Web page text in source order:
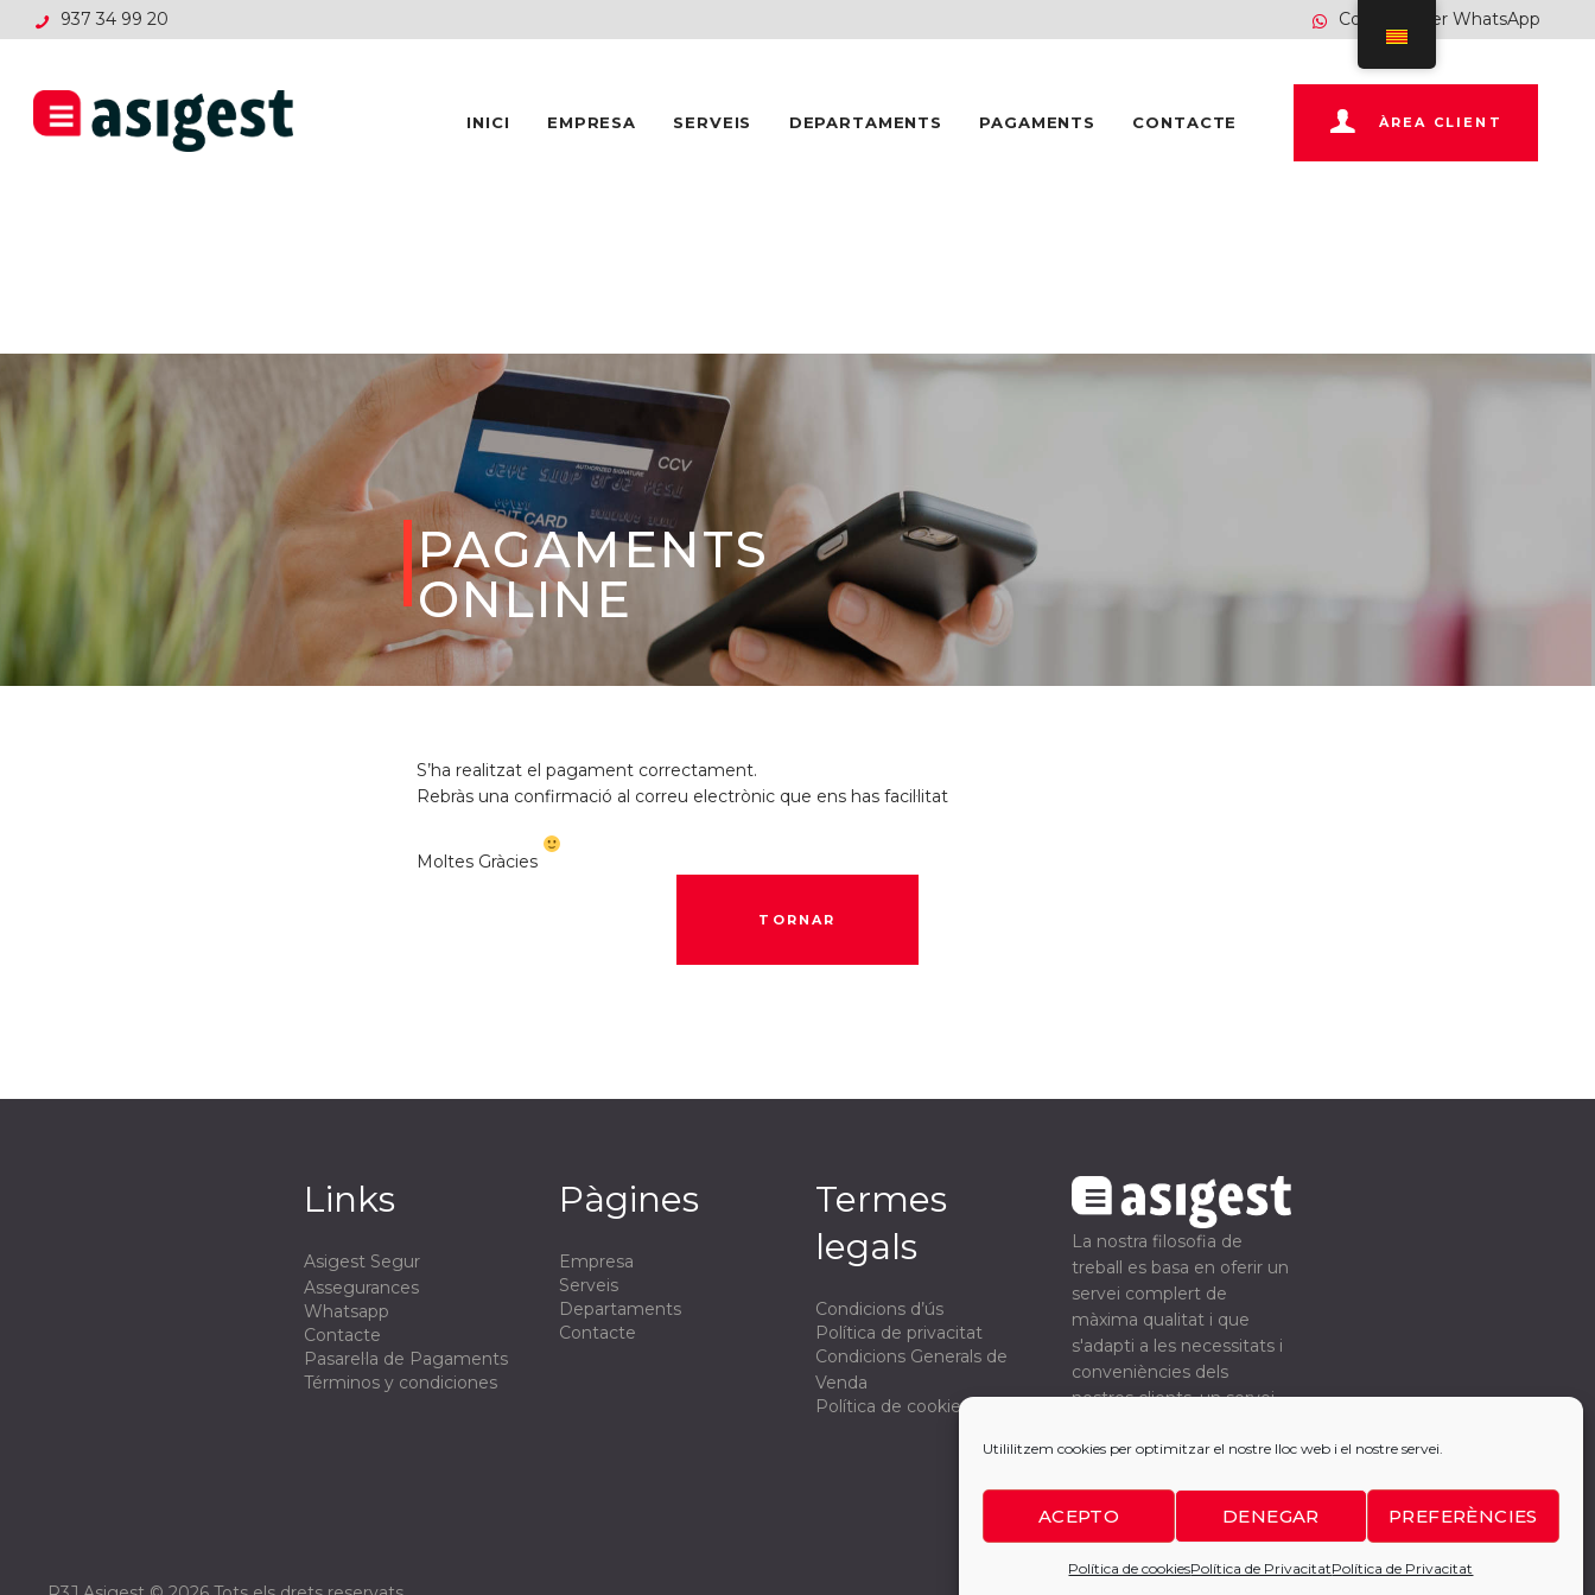
Utililitzem cookies per optimitzar el nostre lloc web i el nostre servei.
ACEPTO DENEGAR PREFERÈNCIES
Política de cookiesPolítica de PrivacitatPolítica de Privacitat
937 34 99 20 Contacte per WhatsApp
INICI EMPRESA SERVEIS DEPARTAMENTS PAGAMENTS CONTACTE ÀREA CLIENT
INICI
PAGAMENTS
ONLINE
S’ha realitzat el pagament correctament.
Rebràs una confirmació al correu electrònic que ens has facil·litat
Moltes Gràcies
TORNAR
Links
Asigest Segur
Assegurances
Whatsapp
Contacte
Pasarel·la de Pagaments
Términos y condiciones
Pàgines
Empresa
Serveis
Departaments
Contacte
Termes
legals
Condicions d’ús
Política de privacitat
Condicions Generals de
Venda
Política de cookies
La nostra filosofia de
treball es basa en oferir un
servei complert de
màxima qualitat i que
s'adapti a les necessitats i
conveniències dels
nostres clients, un servei
diners en la gestió